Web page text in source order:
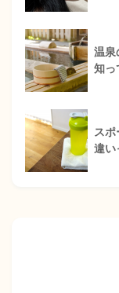
温泉
知っ
ス
違い